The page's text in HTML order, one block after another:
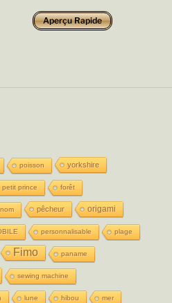
Aperçu Rapide
poisson yorkshire
petit prince forêt
pêcheur origami
personnalisable plage
Fimo paname
sewing machine
lune hibou mer